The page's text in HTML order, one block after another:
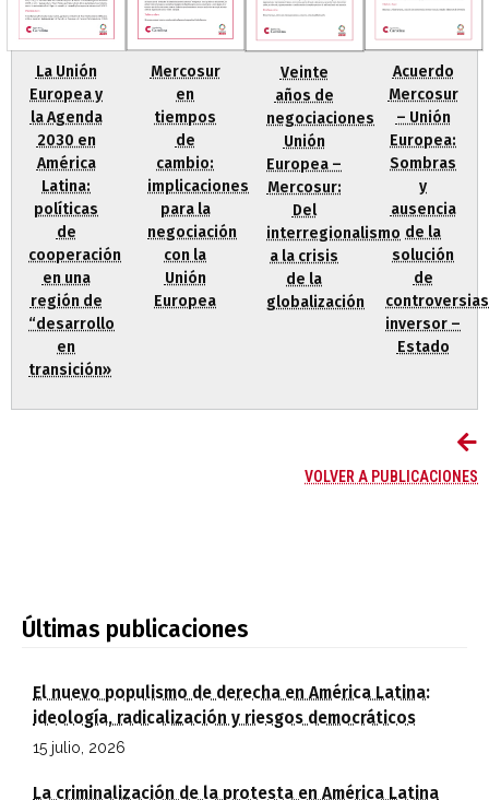
La Unión
Europea y
la Agenda
2030 en
América
Latina:
políticas
de
cooperación
en una
región de
“desarrollo
en
transición»
Mercosur
en
tiempos
de
cambio:
implicaciones
para la
negociación
con la
Unión
Europea
Veinte
años de
negociaciones
Unión
Europea –
Mercosur:
Del
interregionalismo
a la crisis
de la
globalización
Acuerdo
Mercosur
– Unión
Europea:
Sombras
y
ausencia
de la
solución
de
controversias
inversor –
Estado
VOLVER A PUBLICACIONES
Últimas publicaciones
El nuevo populismo de derecha en América Latina:
ideología, radicalización y riesgos democráticos
15 julio, 2026
La criminalización de la protesta en América Latina